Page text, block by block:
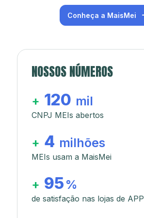
Conheça a MaisMei
NOSSOS NÚMEROS
+ 120 mil
CNPJ MEIs abertos
+ 4 milhões
MEIs usam a MaisMei
+ 95 %
de satisfação nas lojas de APP